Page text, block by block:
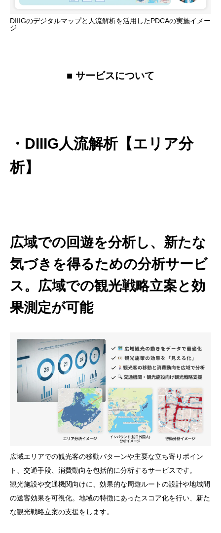
DIIIGのデジタルマップと人流解析を活用したPDCAの実施イメー
ジ
■ サービスについて
・DIIIG人流解析【エリア分
析】
広域での回遊を分析し、新たな
気づきを得るための分析サービ
ス。広域での観光戦略立案と効
果測定が可能
広域エリアでの観光客の移動パターンや主要な立ち寄りポイン
ト、交通手段、消費動向を包括的に分析するサービスです。
観光施設や交通機関向けに、効果的な周遊ルートの設計や地域間
の送客効果を可視化。地域の特徴にあったスコア化を行い、新た
な観光戦略立案の支援をします。